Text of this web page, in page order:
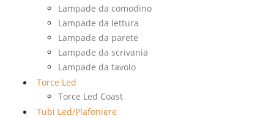
Lampade da comodino
Lampade da lettura
Lampade da parete
Lampade da scrivania
Lampade da tavolo
Torce Led
Torce Led Coast
Tubi Led/Plafoniere